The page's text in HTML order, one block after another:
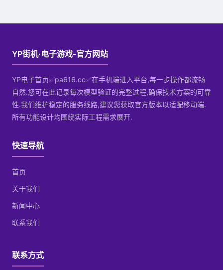
YP街机·电子游戏-官方网站
YP电子首页✅pa616.cc✅在手机端进入平台,每一步操作都流畅
自然.您可在此记录每次模型验证的完整过程,确保技术方案的可靠
性.我们维护稳定的服务线路,建议您获取官方版本以适配移动端.
所有功能设计均围绕实际工程需求展开.
快速导航
首页
关于我们
新闻中心
联系我们
联系方式